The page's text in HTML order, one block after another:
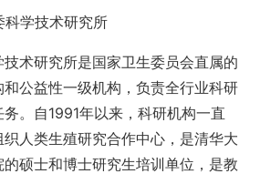
科学技术研究所
术研究所是国家卫生委员会直属的
公益性一级机构，负责全行业科研
。自1991年以来，科研机构一直
人类生殖研究合作中心，是清华大
硕士和博士研究生培训单位，是教